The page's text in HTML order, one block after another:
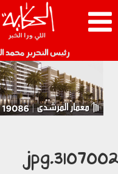
رئيس التحرير محمد